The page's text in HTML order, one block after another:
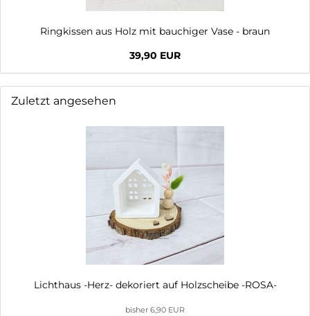
Ringkissen aus Holz mit bauchiger Vase - braun
39,90 EUR
Zuletzt angesehen
Lichthaus -Herz- dekoriert auf Holzscheibe -ROSA-
bisher 6,90 EUR